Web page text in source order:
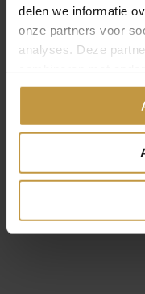
delen we informatie
onze partners voor
analyses. Deze
gedeeld of die ze
OPEN FILTER